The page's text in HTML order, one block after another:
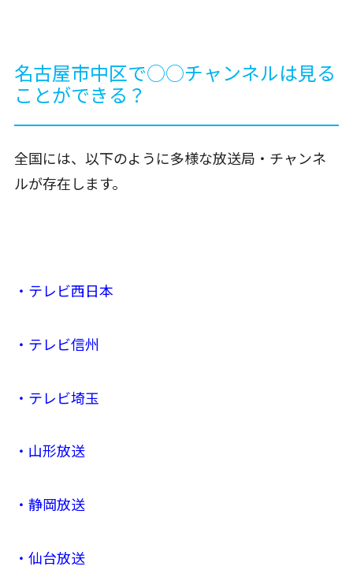
名古屋市中区で○○チャンネルは見る
ことができる？
全国には、以下のように多様な放送局・チャンネ
ルが存在します。
・テレビ西日本
・テレビ信州
・テレビ埼玉
・山形放送
・静岡放送
・仙台放送